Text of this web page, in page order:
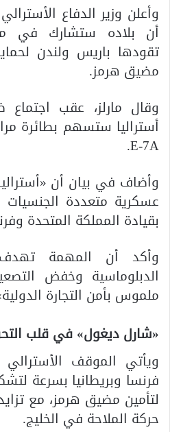
وأعلن وزير الدفاع الأسترالي
أن بلاده ستشارك في
تقودها باريس ولندن
مضيق هرمز.
E-7A.
وأضاف في بيان أن
عسكرية متعددة الجنسيات
بقيادة المملكة المتحدة
وأكد أن المهمة
الدبلوماسية وخفض
ملموس بأمن التجارة
«شارل ديغول» في قلب
ويأتي الموقف
فرنسا وبريطانيا بسرعة
لتأمين مضيق هرمز، مع
حركة الملاحة في الخليج.